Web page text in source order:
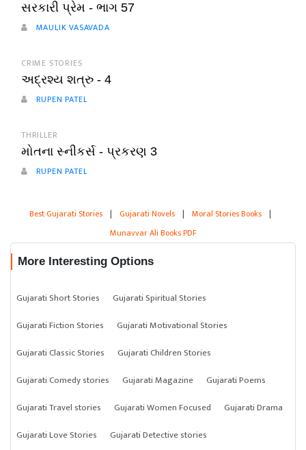
સરકારી પ્રેમ - ભાગ 57
MAULIK VASAVADA
CRIME STORIES
અદ્રશ્ય શત્રુ - 4
RUPEN PATEL
THRILLER
મોતના સ્નીકર્સ - પ્રકરણ 3
RUPEN PATEL
Best Gujarati Stories | Gujarati Novels | Moral Stories Books |
Munavvar Ali Books PDF
More Interesting Options
Gujarati Short Stories
Gujarati Spiritual Stories
Gujarati Fiction Stories
Gujarati Motivational Stories
Gujarati Classic Stories
Gujarati Children Stories
Gujarati Comedy stories
Gujarati Magazine
Gujarati Poems
Gujarati Travel stories
Gujarati Women Focused
Gujarati Drama
Gujarati Love Stories
Gujarati Detective stories